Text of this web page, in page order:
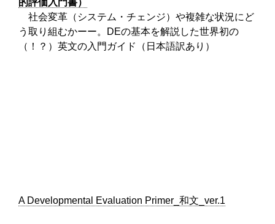
的評価入門書）
社会変革（システム・チェンジ）や複雑な状況にど
う取り組むかーー。DEの基本を解説した世界初の
（！？）英文の入門ガイド（日本語訳あり）
A Developmental Evaluation Primer_和文_ver.1